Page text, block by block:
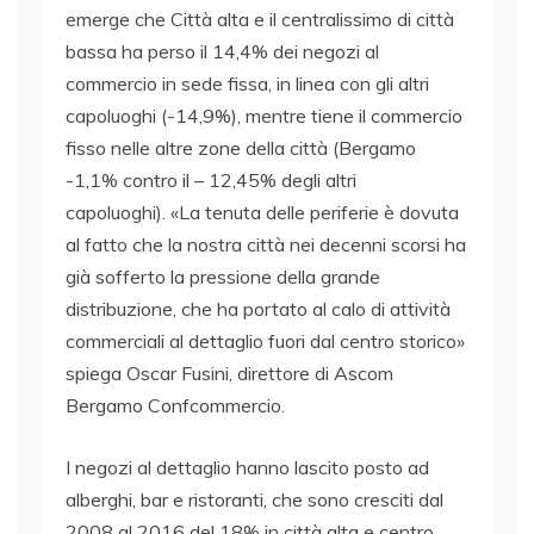
emerge che Città alta e il centralissimo di città
bassa ha perso il 14,4% dei negozi al
commercio in sede fissa, in linea con gli altri
capoluoghi (-14,9%), mentre tiene il commercio
fisso nelle altre zone della città (Bergamo
-1,1% contro il – 12,45% degli altri
capoluoghi). «La tenuta delle periferie è dovuta
al fatto che la nostra città nei decenni scorsi ha
già sofferto la pressione della grande
distribuzione, che ha portato al calo di attività
commerciali al dettaglio fuori dal centro storico»
spiega Oscar Fusini, direttore di Ascom
Bergamo Confcommercio.
I negozi al dettaglio hanno lascito posto ad
alberghi, bar e ristoranti, che sono cresciti dal